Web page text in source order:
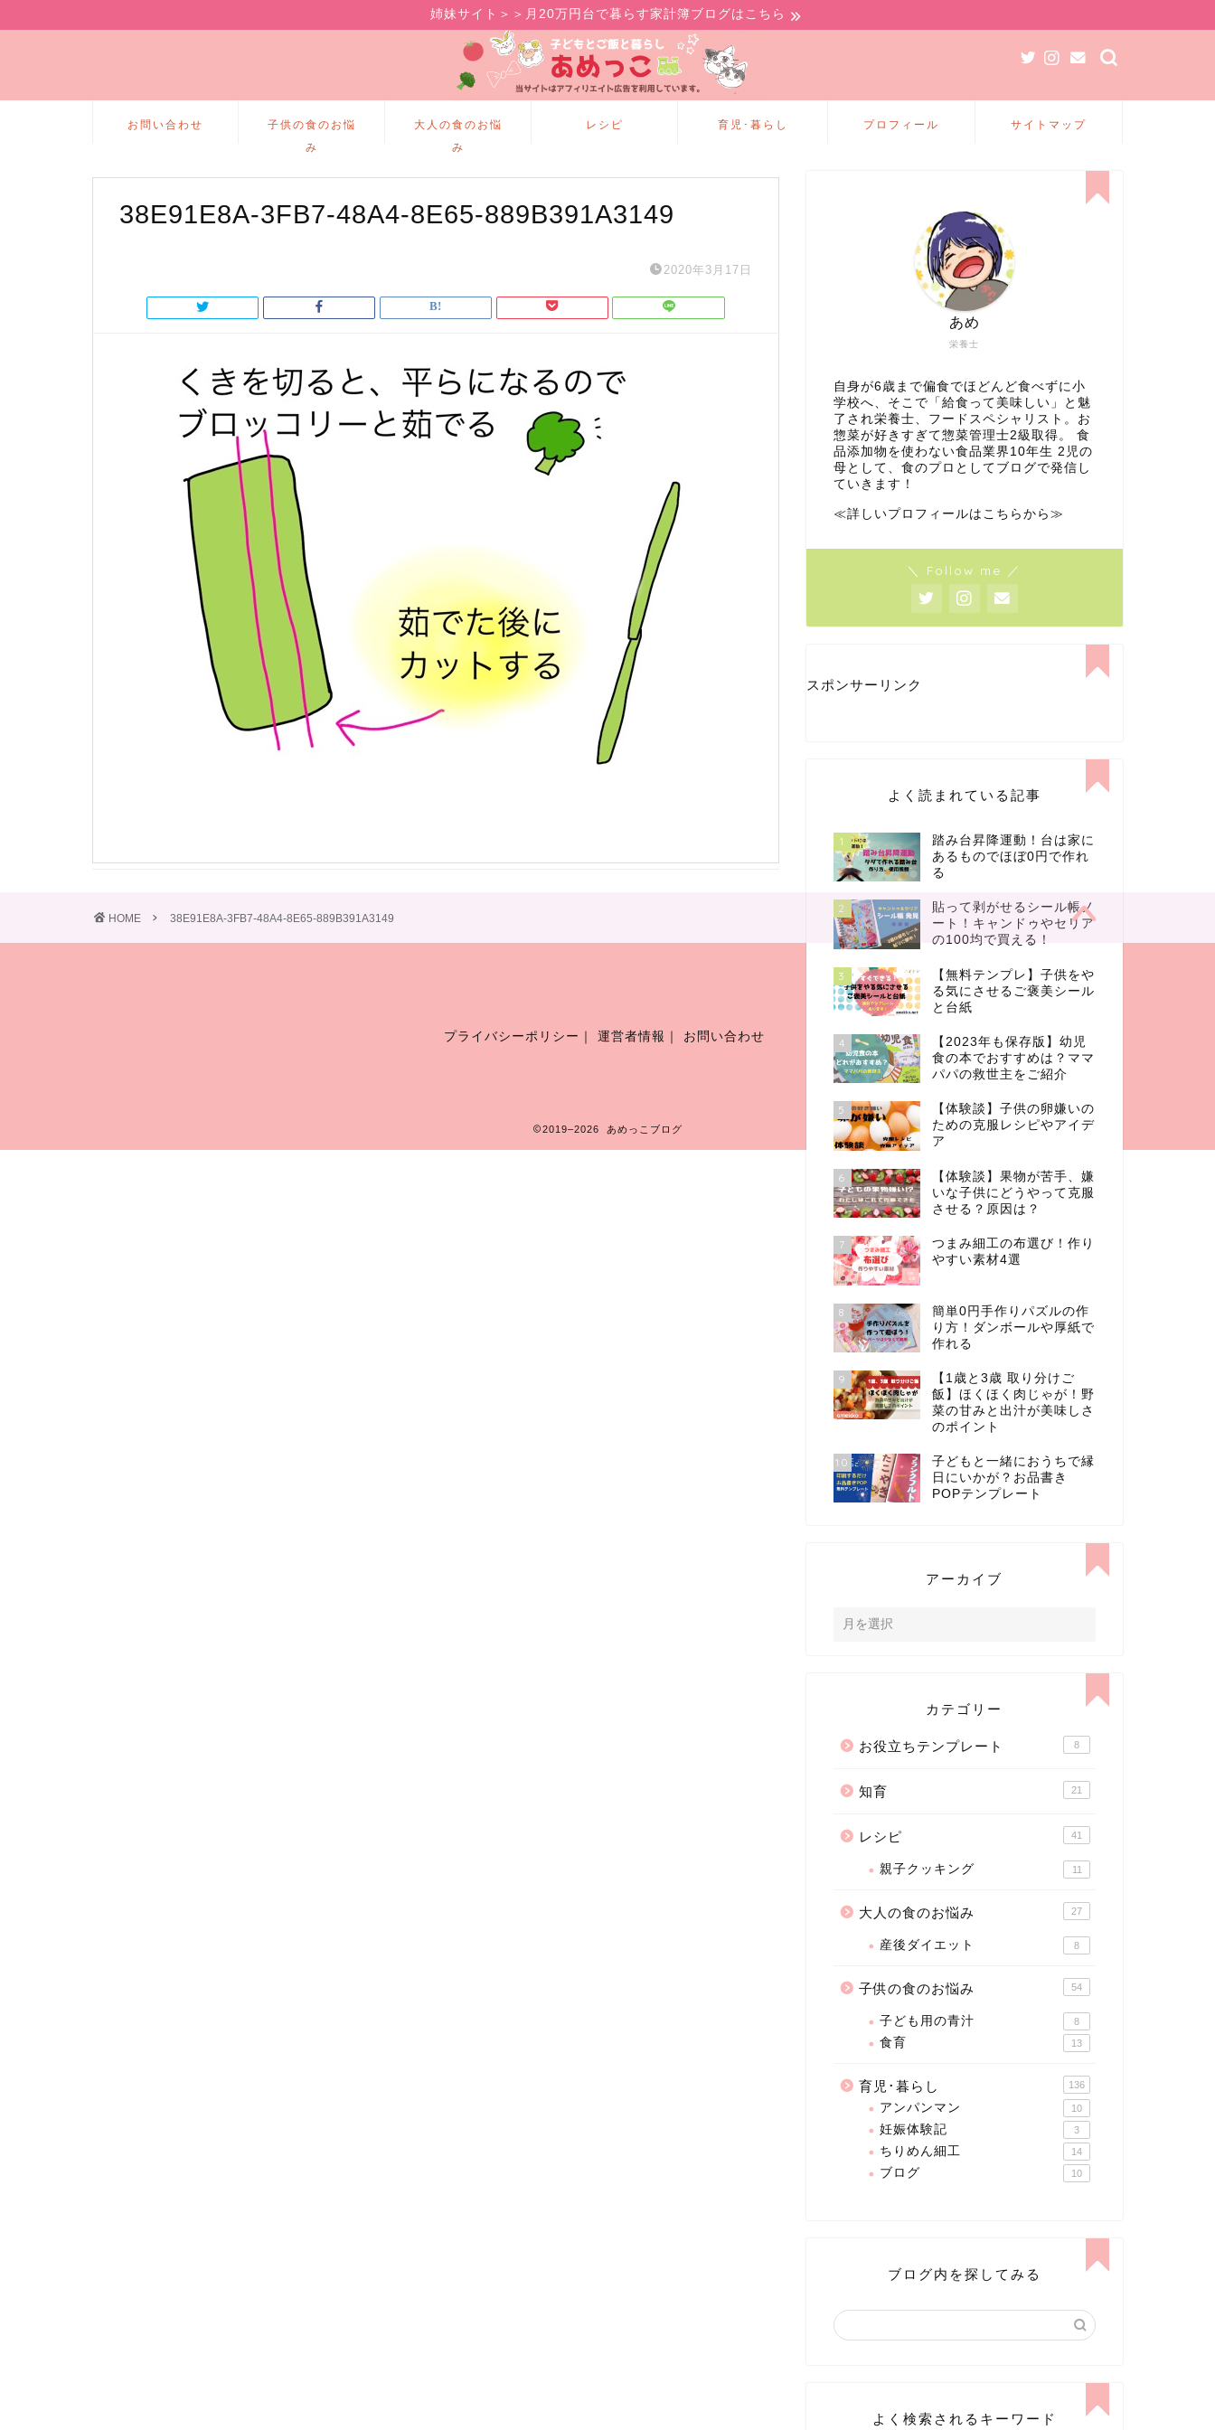
姉妹サイト＞＞月20万円台で暮らす家計簿ブログはこちら
お問い合わせ
子供の食のお悩
み
大人の食のお悩
み
レシピ 育児･暮らし プロフィール サイトマップ
38E91E8A-3FB7-48A4-8E65-889B391A3149
2020年3月17日
栄養士
あめ
自身が6歳まで偏食でほどんど食べずに小
学校へ、そこで「給食って美味しい」と魅
了され栄養士、フードスペシャリスト。お
惣菜が好きすぎて惣菜管理士2級取得。 食
品添加物を使わない食品業界10年生 2児の
母として、食のプロとしてブログで発信し
ていきます！
≪詳しいプロフィールはこちらから≫
＼ Follow me ／
スポンサーリンク
よく読まれている記事
1
踏み台昇降運動！台は家に
あるものでほぼ0円で作れ
る
2
貼って剥がせるシール帳ノ
ート！キャンドゥやセリア
の100均で買える！
3
【無料テンプレ】子供をや
る気にさせるご褒美シール
と台紙
4
【2023年も保存版】幼児
食の本でおすすめは？ママ
パパの救世主をご紹介
5
【体験談】子供の卵嫌いの
ための克服レシピやアイデ
ア
6
【体験談】果物が苦手、嫌
いな子供にどうやって克服
させる？原因は？
7
つまみ細工の布選び！作り
やすい素材4選
8
簡単0円手作りパズルの作
り方！ダンボールや厚紙で
作れる
9
【1歳と3歳 取り分けご
飯】ほくほく肉じゃが！野
菜の甘みと出汁が美味しさ
のポイント
10
子どもと一緒におうちで縁
日にいかが？お品書き
POPテンプレート
アーカイブ
カテゴリー
お役立ちテンプレート 8
知育 21
レシピ 41
親子クッキング 11
大人の食のお悩み 27
産後ダイエット 8
子供の食のお悩み 54
子ども用の青汁 8
食育 13
育児･暮らし 136
アンパンマン 10
妊娠体験記 3
ちりめん細工 14
ブログ 10
ブログ内を探してみる
よく検索されるキーワード
HOME 38E91E8A-3FB7-48A4-8E65-889B391A3149
プライバシーポリシー ｜ 運営者情報 ｜ お問い合わせ
2019–2026 あめっこブログ